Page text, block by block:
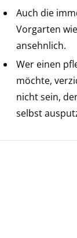
Auch die
Vorgarten
ansehnlich.
Wer einen
möchte,
nicht sein,
selbst